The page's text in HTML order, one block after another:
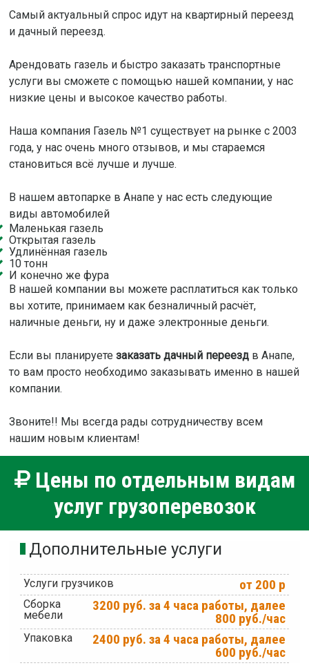
Самый актуальный спрос идут на квартирный переезд
и дачный переезд.
Арендовать газель и быстро заказать транспортные
услуги вы сможете с помощью нашей компании, у нас
низкие цены и высокое качество работы.
Наша компания Газель №1 существует на рынке с 2003
года, у нас очень много отзывов, и мы стараемся
становиться всё лучше и лучше.
В нашем автопарке в Анапе у нас есть следующие
виды автомобилей
Маленькая газель
Открытая газель
Удлинённая газель
10 тонн
И конечно же фура
В нашей компании вы можете расплатиться как только
вы хотите, принимаем как безналичный расчёт,
наличные деньги, ну и даже электронные деньги.
Если вы планируете заказать дачный переездв Анапе,
то вам просто необходимо заказывать именно в нашей
компании.
Звоните!! Мы всегда рады сотрудничеству всем
нашим новым клиентам!
Цены по отдельным видам
услуг грузоперевозок
Дополнительные услуги
Услуги грузчиков от 200 р
Сборка
мебели
3200 руб. за 4 часа работы, далее
800 руб./час
Упаковка
2400 руб. за 4 часа работы, далее
600 руб./час